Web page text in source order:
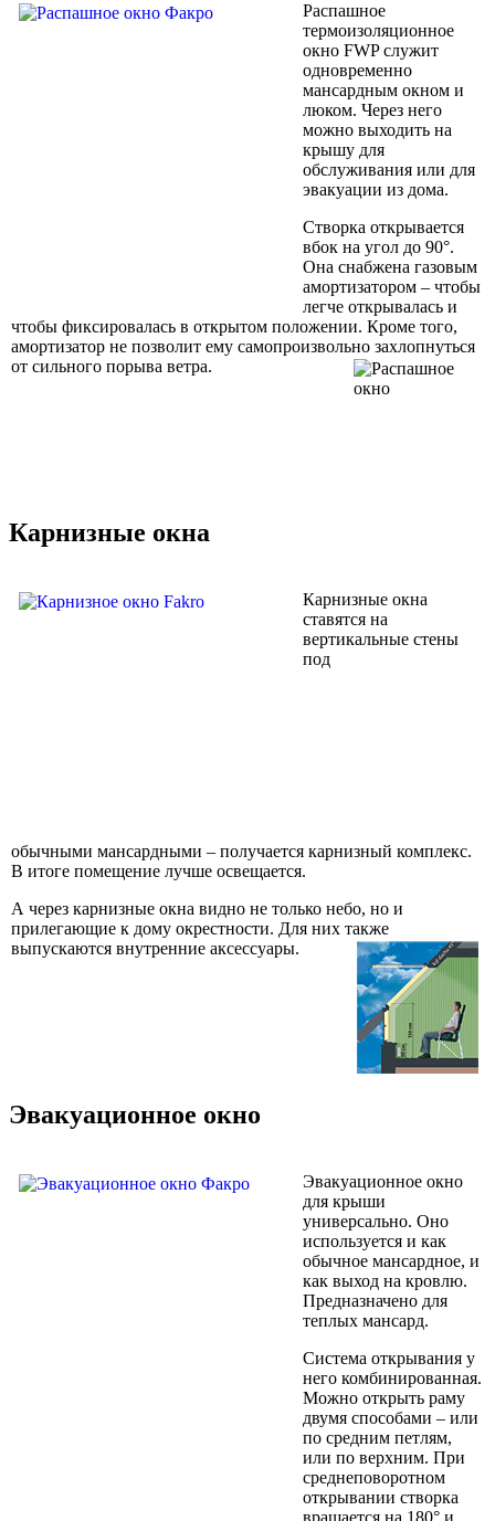
Распашное
термоизоляционное
окно FWP служит
одновременно
мансардным окном и
люком. Через него
можно выходить на
крышу для
обслуживания или для
эвакуации из дома.
Створка открывается
вбок на угол до 90°.
Она снабжена газовым
амортизатором – чтобы
легче открывалась и
чтобы фиксировалась в открытом положении. Кроме того,
амортизатор не позволит ему самопроизвольно захлопнуться
от сильного порыва ветра.
Карнизные окна
Карнизные окна
ставятся на
вертикальные стены
под
обычными мансардными – получается карнизный комплекс.
В итоге помещение лучше освещается.
А через карнизные окна видно не только небо, но и
прилегающие к дому окрестности. Для них также
выпускаются внутренние аксессуары.
Эвакуационное окно
Эвакуационное окно
для крыши
универсально. Оно
используется и как
обычное мансардное, и
как выход на кровлю.
Предназначено для
теплых мансард.
Система открывания у
него комбинированная.
Можно открыть раму
двумя способами – или
по средним петлям,
или по верхним. При
среднеповоротном
открывании створка
вращается на 180° и